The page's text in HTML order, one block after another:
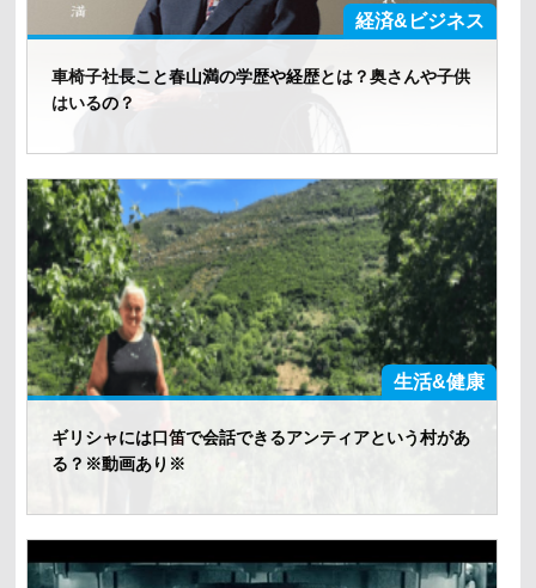
経済&ビジネス
車椅子社長こと春山満の学歴や経歴とは？奥さんや子供
はいるの？
生活&健康
ギリシャには口笛で会話できるアンティアという村があ
る？※動画あり※